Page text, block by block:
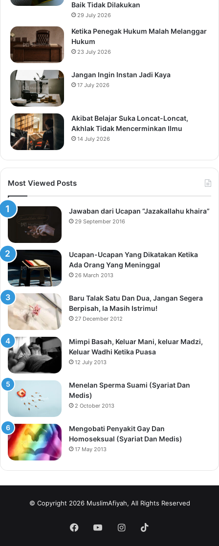
Baik Tidak Dilakukan
29 July 2026
Ketika Penegak Hukum Malah Melanggar
Hukum
23 July 2026
Jangan Ingin Instan Jadi Kaya
17 July 2026
Akibat Belajar Suka Loncat-Loncat,
Akhlak Tidak Mencerminkan Ilmu
14 July 2026
Most Viewed Posts
Jawaban dari Ucapan “Jazakallahu khaira”
29 September 2016
Ucapan-Ucapan Yang Dikatakan Ketika
Ada Orang Yang Meninggal
26 March 2013
Baru Talak Satu Dan Dua, Jangan Segera
Berpisah, Ia Masih Istrimu!
27 December 2012
Mimpi Basah, Keluar Mani, keluar Madzi,
Keluar Wadhi Ketika Puasa
12 July 2013
Menelan Sperma Suami (Syariat Dan
Medis)
2 October 2013
Mengobati Penyakit Gay Dan
Homoseksual (Syariat Dan Medis)
17 May 2013
© Copyright 2026 MuslimAfiyah, All Rights Reserved
Facebook
YouTubeInstagram